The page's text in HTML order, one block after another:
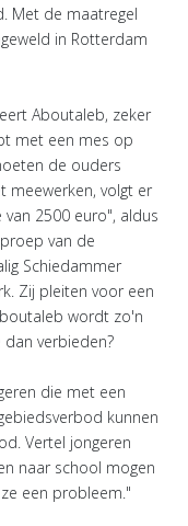
Met de maatregel
in Rotterdam
Aboutaleb, zeker
met een mes op
de ouders
meewerken, volgt er
2500 euro", aldus
van de
Schiedammer
Zij pleiten voor een
wordt zo'n
verbieden?
die met een
kunnen
Vertel jongeren
naar school mogen
een probleem."